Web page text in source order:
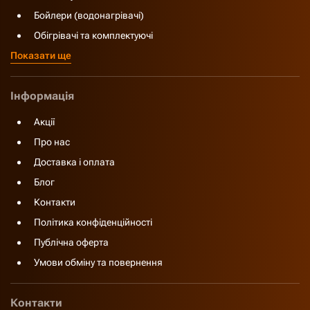
Бойлери (водонагрівачі)
Обігрівачі та комплектуючі
Показати ще
Інформація
Акції
Про нас
Доставка і оплата
Блог
Контакти
Політика конфіденційності
Публічна оферта
Умови обміну та повернення
Контакти